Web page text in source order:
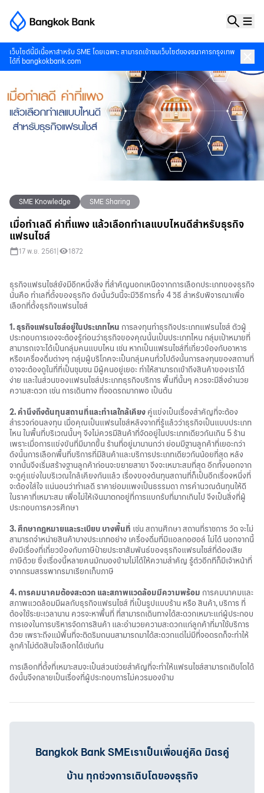
เว็บไซต์นี้มีเนื้อหาสำหรับ SME โดยเฉพาะ สามารถเข้าชมเว็บไซต์ของธนาคารกรุงเทพ
ได้ที่ bangkokbank.com
SME Knowledge SME Sharing
เมื่อทำเลดี ค่าที่แพง แล้วเลือกทำเลแบบไหนดีสำหรับธุรกิจ
แฟรนไชส์
17 พ.ย. 2561 1872
ธุรกิจแฟรนไชส์ยังมีอีกหนึ่งสิ่ง ที่สำคัญนอกเหนือจากการเลือกประเภทของธุรกิจ
นั่นคือ ทำเลที่ตั้งของธุรกิจ ดังนั้นวันนี้จะมีวิธีการทั้ง 4 วิธี สำหรับพิจารณาเพื่อ
เลือกที่ตั้งธุรกิจแฟรนไชส์
1. ธุรกิจแฟรนไชส์อยู่ในประเภทไหน การลงทุนทำธุรกิจประเภทแฟรนไชส์ ตัวผู้
ประกอบการเองจะต้องรู้ก่อนว่าธุรกิจของคุณนั้นเป็นประเภทไหน กลุ่มเป้าหมายที่
สามารถเจาะได้เป็นกลุ่มคนแบบไหน เช่น หากเป็นแฟรนไชส์ที่เกี่ยวข้องกับอาหาร
หรือเครื่องดื่มต่างๆ กลุ่มผู้บริโภคจะเป็นกลุ่มคนทั่วไปดังนั้นการลงทุนของสถานที่
อาจจะต้องดูในที่ที่เป็นชุมชน มีผู้คนอยู่เยอะ ทำให้สามารถเข้าถึงสินค้าของเราได้
ง่าย และในส่วนของแฟรนไชส์ประเภทธุรกิจบริการ พื้นที่นั้นๆ ควรจะมีสิ่งอำนวย
ความสะดวก เช่น การเดินทาง ที่จอดรถมากพอ เป็นต้น
2. คำนึงถึงต้นทุนสถานที่และทำเลใกล้เคียง คู่แข่งเป็นเรื่องสำคัญที่จะต้อง
สำรวจก่อนลงทุน เมื่อคุณเป็นแฟรนไชส์หลังจากที่รู้แล้วว่าธุรกิจเป็นแบบประเภท
ไหน ในพื้นที่บริเวณนั้นๆ จึงไม่ควรมีสินค้าที่จัดอยู่ในประเภทเดียวกันเกิน 5 ร้าน
เพราะเมื่อการแข่งขันที่มีมากขึ้น ร้านที่อยู่มานานกว่า ย่อมมีฐานลูกค้าที่เยอะกว่า
ดังนั้นการเลือกพื้นที่บริการที่มีสินค้าและบริการประเภทเดียวกันน้อยที่สุด หลัง
จากนั้นจึงเริ่มสร้างฐานลูกค้าก่อนจะขยายสาขา จึงจะเหมาะสมที่สุด อีกทั้งนอกจาก
จะดูคู่แข่งในบริเวณใกล้เคียงกันแล้ว เรื่องของต้นทุนสถานที่ก็เป็นอีกเรื่องหนึ่งที่
จะต้องใส่ใจ แน่นอนว่าทำเลดี ราคาย่อมแพงเป็นธรรมดา การคำนวณต้นทุนให้ดี
ในราคาที่เหมาะสม เพื่อไม่ให้เงินมาตกอยู่ที่การแบกรับที่มากเกินไป จึงเป็นสิ่งที่ผู้
ประกอบการควรศึกษา
3. ศึกษากฎหมายและระเบียบ บางพื้นที่ เช่น สถานศึกษา สถานที่ราชการ วัด จะไม่
สามารถจำหน่ายสินค้าบางประเภทอย่าง เครื่องดื่มที่มีแอลกอฮอล์ ไม่ได้ นอกจากนี้
ยังมีเรื่องที่เกี่ยวข้องกับภาษีป้ายประชาสัมพันธ์ของธุรกิจแฟรนไชส์ที่ต้องเสีย
ภาษีด้วย ซึ่งเรื่องนี้หลายคนมักมองข้ามไม่ได้ให้ความสำคัญ รู้ตัวอีกทีก็มีเจ้าหน้าที่
จากกรมสรรพากรมาเรียกเก็บภาษี
4. การคมนาคมต้องสะดวก และสภาพแวดล้อมมีความพร้อม การคมนาคมและ
สภาพแวดล้อมมีผลกับธุรกิจแฟรนไชส์ ที่เป็นรูปแบบร้าน หรือ สินค้า, บริการ ที่
ต้องใช้ระยะเวลานาน ควรจะหาพื้นที่ ที่สามารถเดินทางได้สะดวกเหมาะแก่ผู้ประกอบ
การเองในการบริหารจัดการสินค้า และอำนวยความสะดวกแก่ลูกค้าที่มาใช้บริการ
ด้วย เพราะถึงแม้พื้นที่จะติดริมถนนสามารถมาได้สะดวกแต่ไม่มีที่จอดรถก็จะทำให้
ลูกค้าไม่ตัดสินใจเลือกได้เช่นกัน
การเลือกที่ตั้งที่เหมาะสมจะเป็นส่วนช่วยสำคัญที่จะทำให้แฟรนไชส์สามารถเติบโตได้
ดังนั้นจึงกลายเป็นเรื่องที่ผู้ประกอบการไม่ควรมองข้าม
Bangkok Bank SMEเราเป็นเพื่อนคู่คิด มิตรคู่
บ้าน ทุกช่วงการเติบโตของธุรกิจ